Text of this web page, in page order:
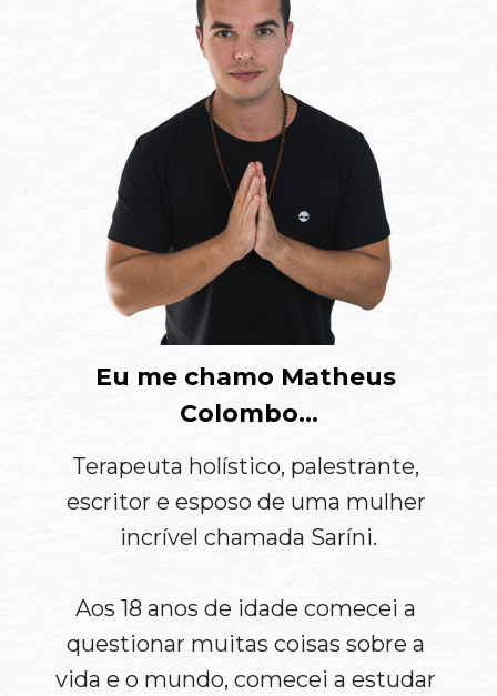
Eu me chamo Matheus
Colombo…
Terapeuta holístico, palestrante,
escritor e esposo de uma mulher
incrível chamada Saríni.
Aos 18 anos de idade comecei a
questionar muitas coisas sobre a
vida e o mundo, comecei a estudar